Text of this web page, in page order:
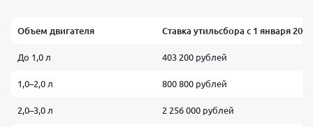
Объем двигателя Ставка утильсбора с 1 января 2026
До 1,0 л 403 200 рублей
1,0–2,0 л 800 800 рублей
2,0–3,0 л 2 256 000 рублей